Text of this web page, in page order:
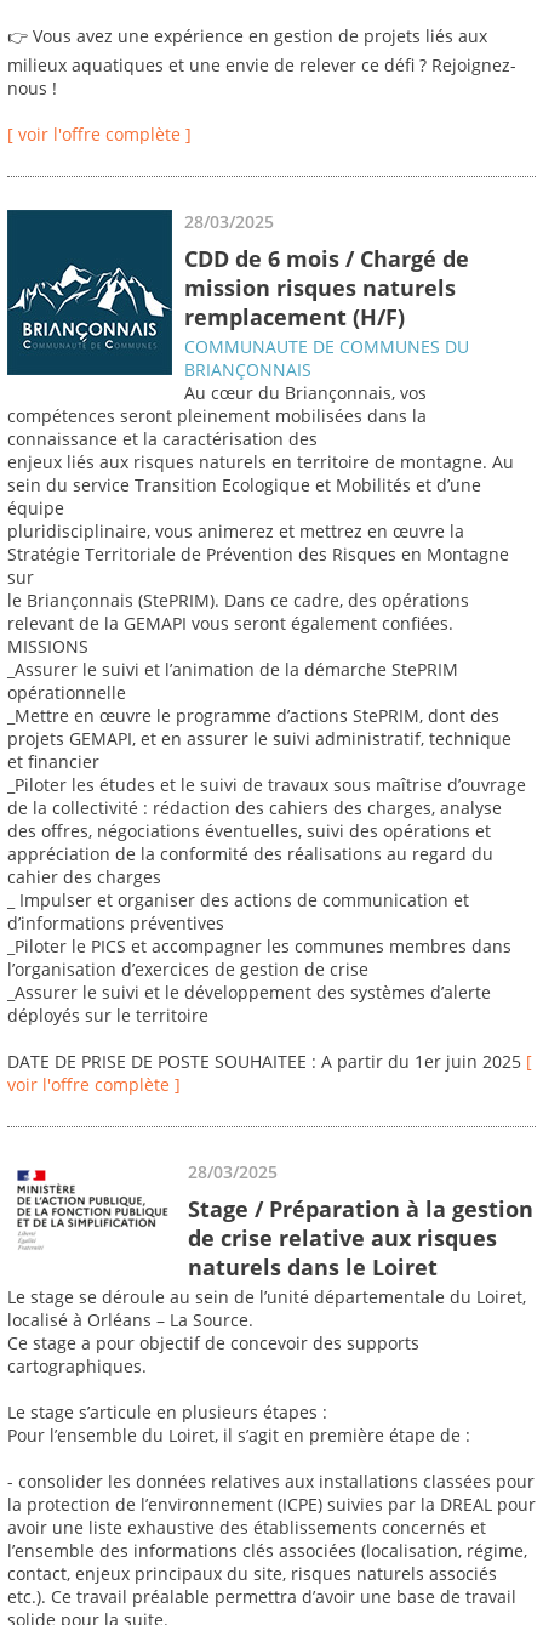
👉 Vous avez une expérience en gestion de projets liés aux
milieux aquatiques et une envie de relever ce défi ? Rejoignez-
nous !
[ voir l'offre complète ]
28/03/2025
CDD de 6 mois / Chargé de
mission risques naturels
remplacement (H/F)
COMMUNAUTE DE COMMUNES DU
BRIANÇONNAIS
Au cœur du Briançonnais, vos
compétences seront pleinement mobilisées dans la
connaissance et la caractérisation des
enjeux liés aux risques naturels en territoire de montagne. Au
sein du service Transition Ecologique et Mobilités et d’une
équipe
pluridisciplinaire, vous animerez et mettrez en œuvre la
Stratégie Territoriale de Prévention des Risques en Montagne
sur
le Briançonnais (StePRIM). Dans ce cadre, des opérations
relevant de la GEMAPI vous seront également confiées.
MISSIONS
_Assurer le suivi et l’animation de la démarche StePRIM
opérationnelle
_Mettre en œuvre le programme d’actions StePRIM, dont des
projets GEMAPI, et en assurer le suivi administratif, technique
et financier
_Piloter les études et le suivi de travaux sous maîtrise d’ouvrage
de la collectivité : rédaction des cahiers des charges, analyse
des offres, négociations éventuelles, suivi des opérations et
appréciation de la conformité des réalisations au regard du
cahier des charges
_ Impulser et organiser des actions de communication et
d’informations préventives
_Piloter le PICS et accompagner les communes membres dans
l’organisation d’exercices de gestion de crise
_Assurer le suivi et le développement des systèmes d’alerte
déployés sur le territoire
DATE DE PRISE DE POSTE SOUHAITEE : A partir du 1er juin 2025 [
voir l'offre complète ]
28/03/2025
Stage / Préparation à la gestion
de crise relative aux risques
naturels dans le Loiret
Le stage se déroule au sein de l’unité départementale du Loiret,
localisé à Orléans – La Source.
Ce stage a pour objectif de concevoir des supports
cartographiques.
Le stage s’articule en plusieurs étapes :
Pour l’ensemble du Loiret, il s’agit en première étape de :
- consolider les données relatives aux installations classées pour
la protection de l’environnement (ICPE) suivies par la DREAL pour
avoir une liste exhaustive des établissements concernés et
l’ensemble des informations clés associées (localisation, régime,
contact, enjeux principaux du site, risques naturels associés
etc.). Ce travail préalable permettra d’avoir une base de travail
solide pour la suite.